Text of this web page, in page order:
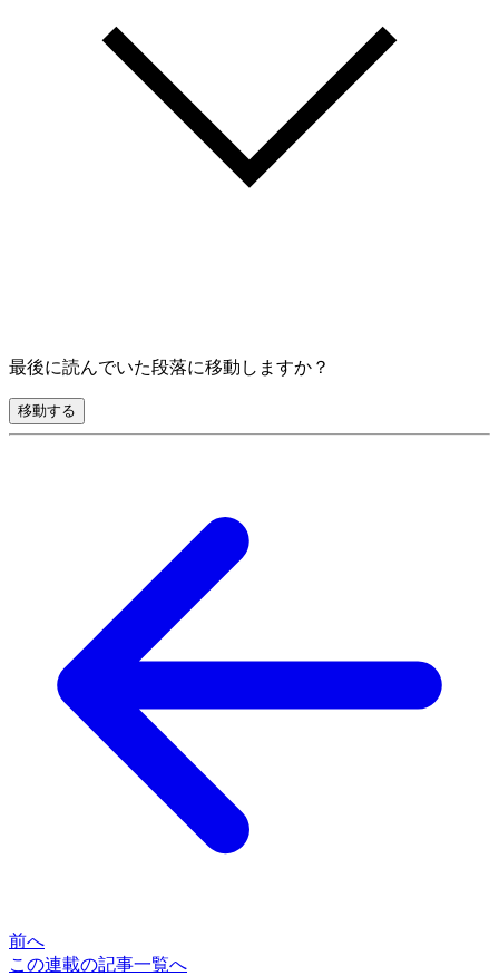
最後に読んでいた段落に移動しますか？
移動する
前へ
この連載の記事一覧へ